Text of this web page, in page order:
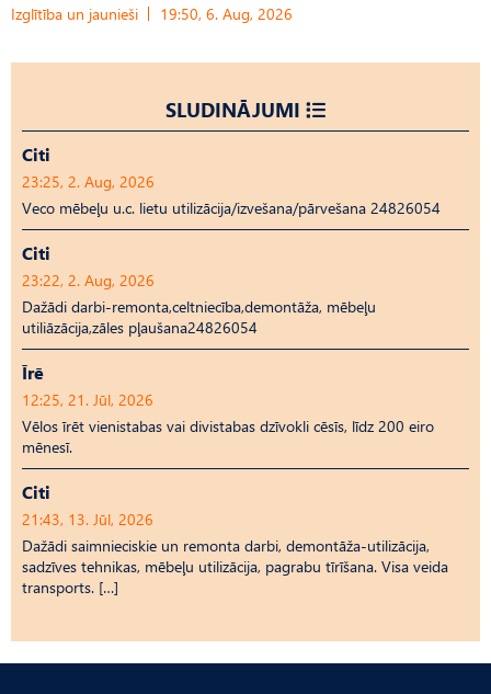
Izglītība un jaunieši 19:50, 6. Aug, 2026
SLUDINĀJUMI
Citi
23:25, 2. Aug, 2026
Veco mēbeļu u.c. lietu utilizācija/izvešana/pārvešana 24826054
Citi
23:22, 2. Aug, 2026
Dažādi darbi-remonta,celtniecība,demontāža, mēbeļu
utiliāzācija,zāles pļaušana24826054
Īrē
12:25, 21. Jūl, 2026
Vēlos īrēt vienistabas vai divistabas dzīvokli cēsīs, līdz 200 eiro
mēnesī.
Citi
21:43, 13. Jūl, 2026
Dažādi saimnieciskie un remonta darbi, demontāža-utilizācija,
sadzīves tehnikas, mēbeļu utilizācija, pagrabu tīrīšana. Visa veida
transports. […]